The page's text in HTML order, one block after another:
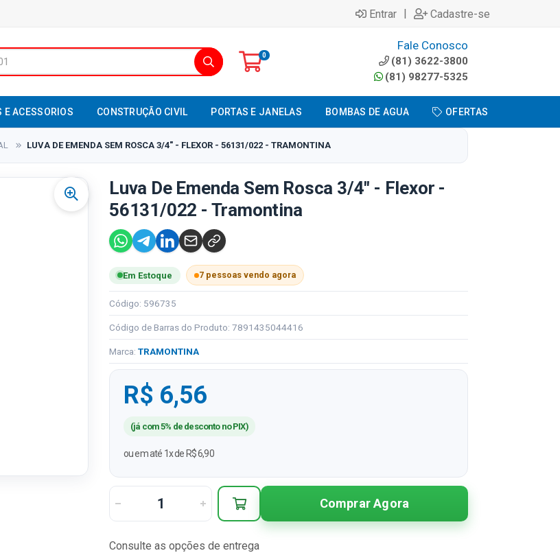
Entrar | Cadastre-se
0
Fale Conosco
(81) 3622-3800
(81) 98277-5325
E ACESSORIOS CONSTRUÇÃO CIVIL PORTAS E JANELAS BOMBAS DE AGUA OFERTAS
LUVA DE EMENDA SEM ROSCA 3/4" - FLEXOR - 56131/022 - TRAMONTINA
Luva De Emenda Sem Rosca 3/4" - Flexor -
56131/022 - Tramontina
Em Estoque 7 pessoas vendo agora
Código: 596735
Código de Barras do Produto: 7891435044416
Marca: TRAMONTINA
R$ 6,56
(já com 5% de desconto no PIX)
ou em até 1x de R$ 6,90
Comprar Agora
Consulte as opções de entrega